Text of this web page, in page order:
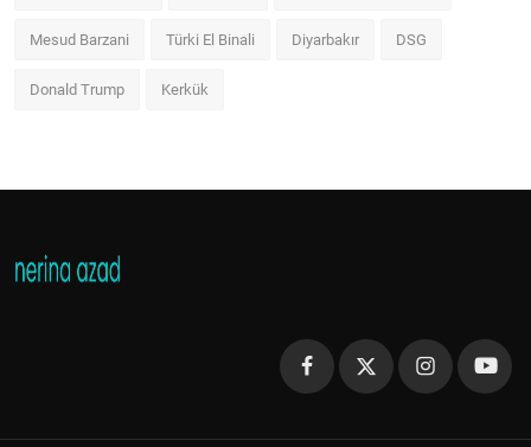
Mesud Barzani Türki El Binali Diyarbakır DSG
Donald Trump Kerkük